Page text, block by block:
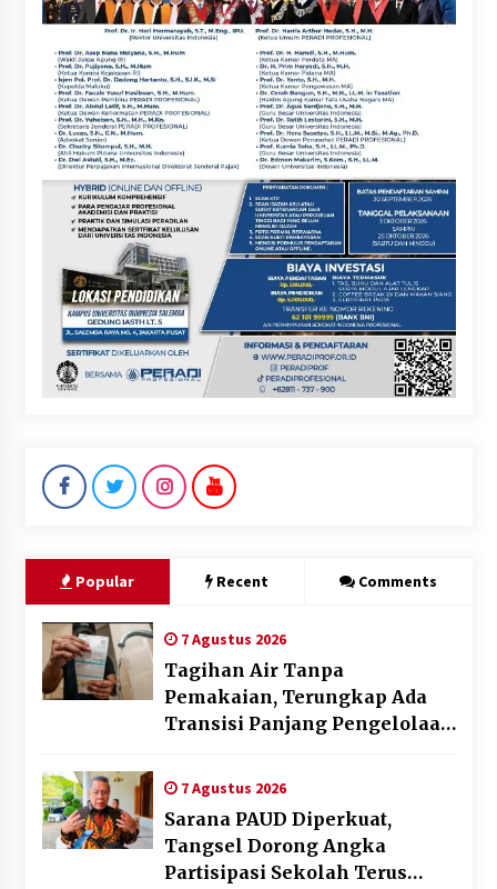
Popular Recent Comments
7 Agustus 2026
Tagihan Air Tanpa
Pemakaian, Terungkap Ada
Transisi Panjang Pengelolaan
Transparan
7 Agustus 2026
Sarana PAUD Diperkuat,
Tangsel Dorong Angka
Partisipasi Sekolah Terus